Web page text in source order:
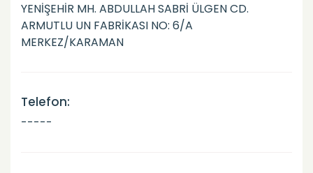
YENİŞEHİR MH. ABDULLAH SABRİ ÜLGEN CD.
ARMUTLU UN FABRİKASI NO: 6/A
MERKEZ/KARAMAN
Telefon:
-----